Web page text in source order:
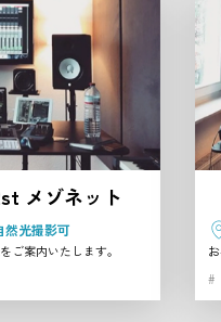
メゾネット
然光撮影可
ご案内いたします。